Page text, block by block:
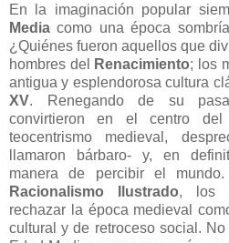
En la imaginación popular
Media como una época
¿Quiénes fueron aquellos que
hombres del
Renacimiento; los
antigua y esplendorosa cultura
XV. Renegando de su
convirtieron en el centro del
teocentrismo medieval,
llamaron bárbaro- y, en
manera de percibir el
Racionalismo Ilustrado, los
rechazar la época medieval
cultural y de retroceso social.